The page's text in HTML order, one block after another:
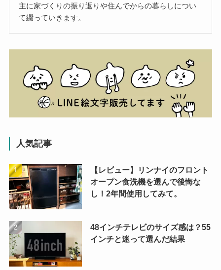
主に家づくりの振り返りや住んでからの暮らしについ
て綴っていきます。
人気記事
【レビュー】リンナイのフロント
オープン食洗機を選んで後悔な
し！2年間使用してみて。
48インチテレビのサイズ感は？55
インチと迷って選んだ結果